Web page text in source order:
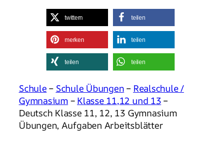
twittern teilen
merken teilen
teilen teilen
Schule– Schule Übungen– Realschule /
Gymnasium–Klasse 11,12 und 13–
Deutsch Klasse 11, 12, 13 Gymnasium
Übungen, Aufgaben Arbeitsblätter